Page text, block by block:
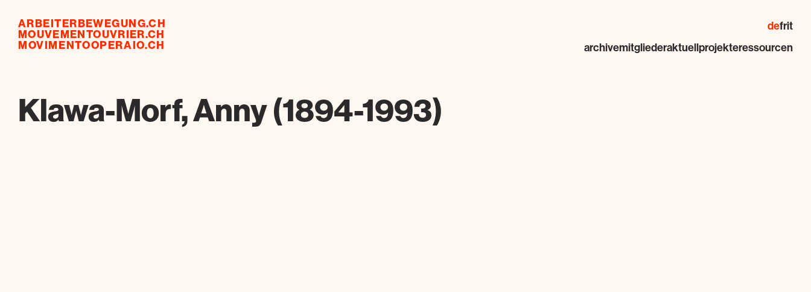
ARBEITERBEWEGUNG.CH
MOUVEMENTOUVRIER.CH
MOVIMENTOOPERAIO.CH
defrit
archivemitgliederaktuellprojekteressourcen
Klawa-Morf, Anny (1894-1993)